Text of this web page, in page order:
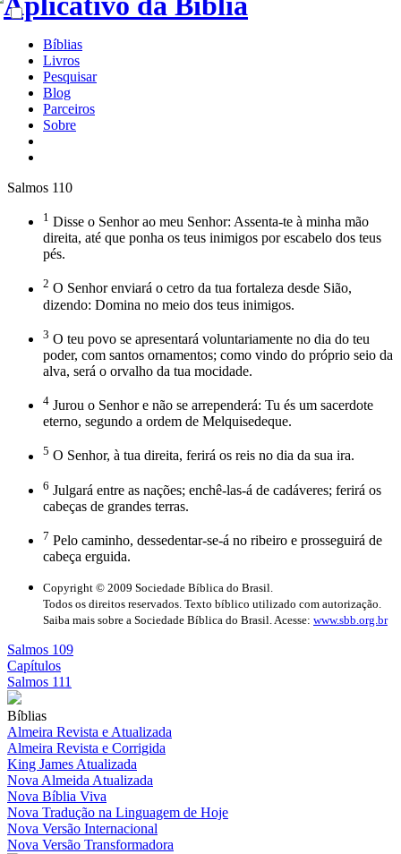
Bíblias
Livros
Pesquisar
Blog
Parceiros
Sobre
Salmos 110
1 Disse o Senhor ao meu Senhor: Assenta-te à minha mão
direita, até que ponha os teus inimigos por escabelo dos teus
pés.
2 O Senhor enviará o cetro da tua fortaleza desde Sião,
dizendo: Domina no meio dos teus inimigos.
3 O teu povo se apresentará voluntariamente no dia do teu
poder, com santos ornamentos; como vindo do próprio seio da
alva, será o orvalho da tua mocidade.
4 Jurou o Senhor e não se arrependerá: Tu és um sacerdote
eterno, segundo a ordem de Melquisedeque.
5 O Senhor, à tua direita, ferirá os reis no dia da sua ira.
6 Julgará entre as nações; enchê-las-á de cadáveres; ferirá os
cabeças de grandes terras.
7 Pelo caminho, dessedentar-se-á no ribeiro e prosseguirá de
cabeça erguida.
Copyright © 2009 Sociedade Bíblica do Brasil.
Todos os direitos reservados. Texto bíblico utilizado com autorização.
Saiba mais sobre a Sociedade Bíblica do Brasil. Acesse: www.sbb.org.br
Salmos 109
Capítulos
Salmos 111
Bíblias
Almeira Revista e Atualizada
Almeira Revista e Corrigida
King James Atualizada
Nova Almeida Atualizada
Nova Bíblia Viva
Nova Tradução na Linguagem de Hoje
Nova Versão Internacional
Nova Versão Transformadora